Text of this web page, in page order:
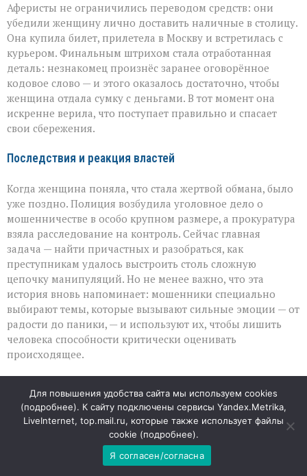
Аферисты не ограничились переводом средств: они
убедили женщину лично доставить наличные в столицу.
Она купила билет, прилетела в Москву и встретилась с
курьером. Финальным штрихом стала отработанная
деталь: незнакомец произнёс заранее оговорённое
кодовое слово — и этого оказалось достаточно, чтобы
женщина отдала сумку с деньгами. В тот момент она
искренне верила, что поступает правильно и спасает
свои сбережения.
Последствия и реакция властей
Когда женщина поняла, что стала жертвой обмана, было
уже поздно. Полиция возбудила уголовное дело о
мошенничестве в особо крупном размере, а прокуратура
взяла расследование на контроль. Сейчас главная
задача — найти причастных и разобраться, как
преступникам удалось выстроить столь сложную
цепочку манипуляций. Но не менее важно, что эта
история вновь напоминает: мошенники специально
выбирают темы, которые вызывают сильные эмоции — от
радости до паники, — и используют их, чтобы лишить
человека способности критически оценивать
происходящее.
Главная опасность подобных афер — в их
правдоподобности: аферисты копируют интонации,
используют профессиональные формулировки и точно
подбирают болевые точки. В результате даже
Для повышения удобства сайта мы используем cookies
(подробнее). К сайту подключены сервисы Yandex.Metrika,
LiveInternet, top.mail.ru, которые также использует файлы
cookie (подробнее).
Я согласен/согласна